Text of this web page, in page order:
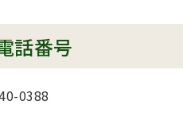
話番号
0388